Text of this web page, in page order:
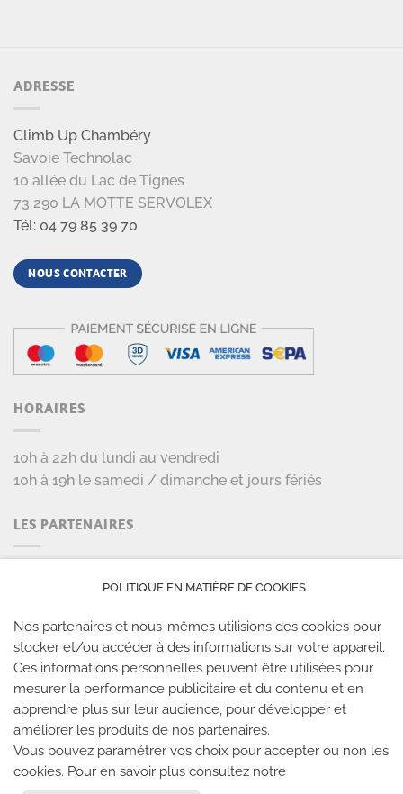
ADRESSE
Climb Up Chambéry
Savoie Technolac
10 allée du Lac de Tignes
73 290 LA MOTTE SERVOLEX
Tél: 04 79 85 39 70
NOUS CONTACTER
HORAIRES
10h à 22h du lundi au vendredi
10h à 19h le samedi / dimanche et jours fériés
LES PARTENAIRES
LES SALLES CLIMB UP
Climb Up vous accueille dans ses salles, partout en
France
POLITIQUE EN MATIÈRE DE COOKIES
Nos partenaires et nous-mêmes utilisions des cookies pour
stocker et/ou accéder à des informations sur votre appareil.
Ces informations personnelles peuvent être utilisées pour
mesurer la performance publicitaire et du contenu et en
apprendre plus sur leur audience, pour développer et
améliorer les produits de nos partenaires.
Vous pouvez paramétrer vos choix pour accepter ou non les
cookies. Pour en savoir plus consultez notre